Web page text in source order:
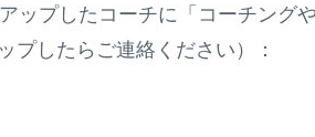
ップしたコーチに「コーチング
したらご連絡ください）：